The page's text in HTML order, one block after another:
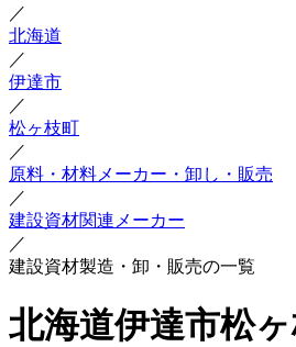
／
北海道
／
伊達市
／
松ヶ枝町
／
原料・材料メーカー・卸し・販売
／
建設資材関連メーカー
／
建設資材製造・卸・販売の一覧
北海道伊達市松